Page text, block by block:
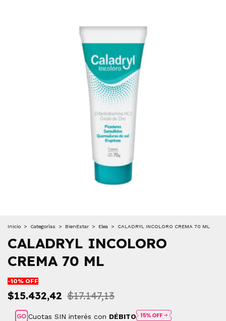
Inicio > Categorìas > BienEstar > Elea > CALADRYL INCOLORO CREMA 70 ML
CALADRYL INCOLORO
CREMA 70 ML
-10% OFF
$15.432,42 $17.147,13
Cuotas SIN interés con DÉBITO